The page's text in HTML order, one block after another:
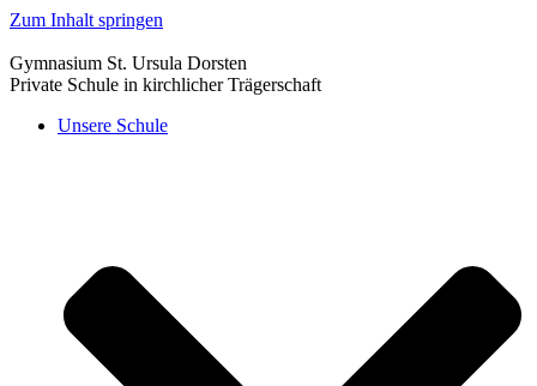
Zum Inhalt springen
Gymnasium St. Ursula Dorsten
Private Schule in kirchlicher Trägerschaft
Unsere Schule